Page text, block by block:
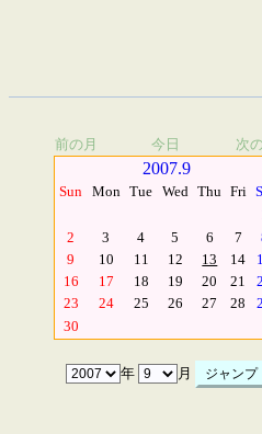
前の月 今日 次
2007.9
Sun Mon Tue Wed Thu Fri
2
3 4 5 6 7
9
10 11 12 13 14
16
17 18 19 20 21
23
24 25 26 27 28
30
年 月